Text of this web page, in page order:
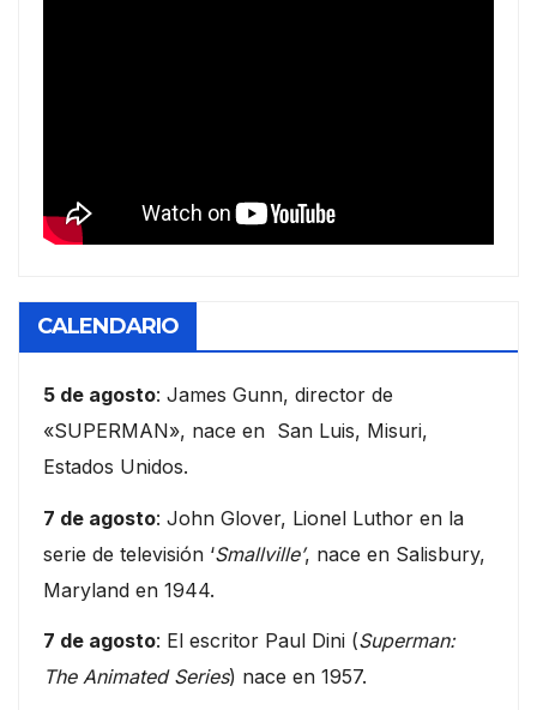
CALENDARIO
5 de agosto: James Gunn, director de
«SUPERMAN», nace en San Luis, Misuri,
Estados Unidos.
7 de agosto: John Glover, Lionel Luthor en la
serie de televisión ‘Smallville’, nace en Salisbury,
Maryland en 1944.
7 de agosto: El escritor Paul Dini (Superman:
The Animated Series) nace en 1957.